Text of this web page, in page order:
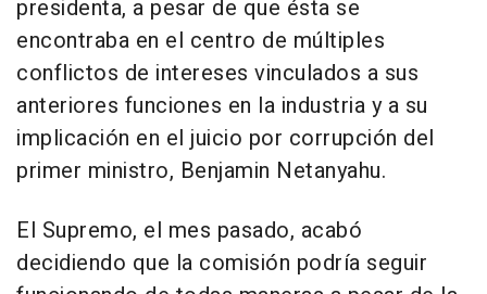
presidenta, a pesar de que ésta se
encontraba en el centro de múltiples
conflictos de intereses vinculados a sus
anteriores funciones en la industria y a su
implicación en el juicio por corrupción del
primer ministro, Benjamin Netanyahu.
El Supremo, el mes pasado, acabó
decidiendo que la comisión podría seguir